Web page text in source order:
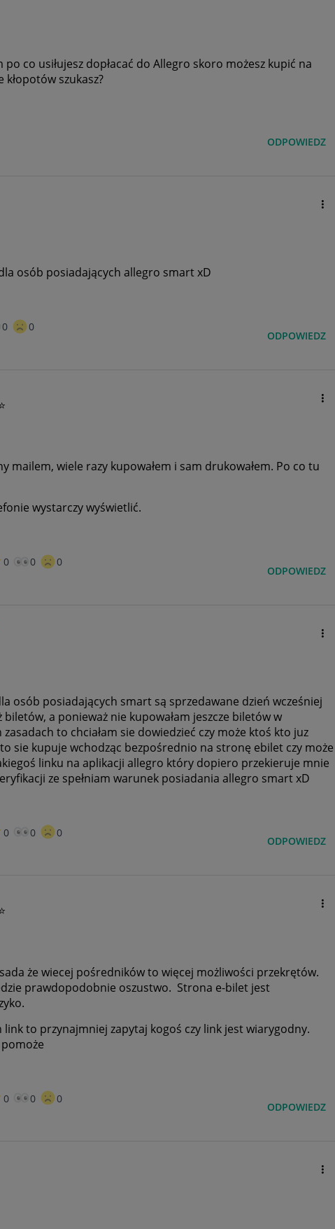
co usiłujesz dopłacać do Allegro skoro możesz kupić na
szukasz?
ODPOWIEDZ
osób posiadających allegro smart xD
0 0
ODPOWIEDZ
mailem, wiele razy kupowałem i sam drukowałem. Po co tu
wystarczy wyświetlić.
0 0 0
ODPOWIEDZ
osób posiadających smart są sprzedawane dzień wcześniej
a ponieważ nie kupowałam jeszcze biletów w
to chciałam sie dowiedzieć czy może ktoś kto juz
sie kupuje wchodząc bezpośrednio na stronę ebilet czy może
linku na aplikacji allegro który dopiero przekieruje mnie
ze spełniam warunek posiadania allegro smart xD
0 0 0
ODPOWIEDZ
że wiecej pośredników to więcej możliwości przekrętów.
prawdopodobnie oszustwo. Strona e-bilet jest
link to przynajmniej zapytaj kogoś czy link jest wiarygodny.
0 0 0
ODPOWIEDZ